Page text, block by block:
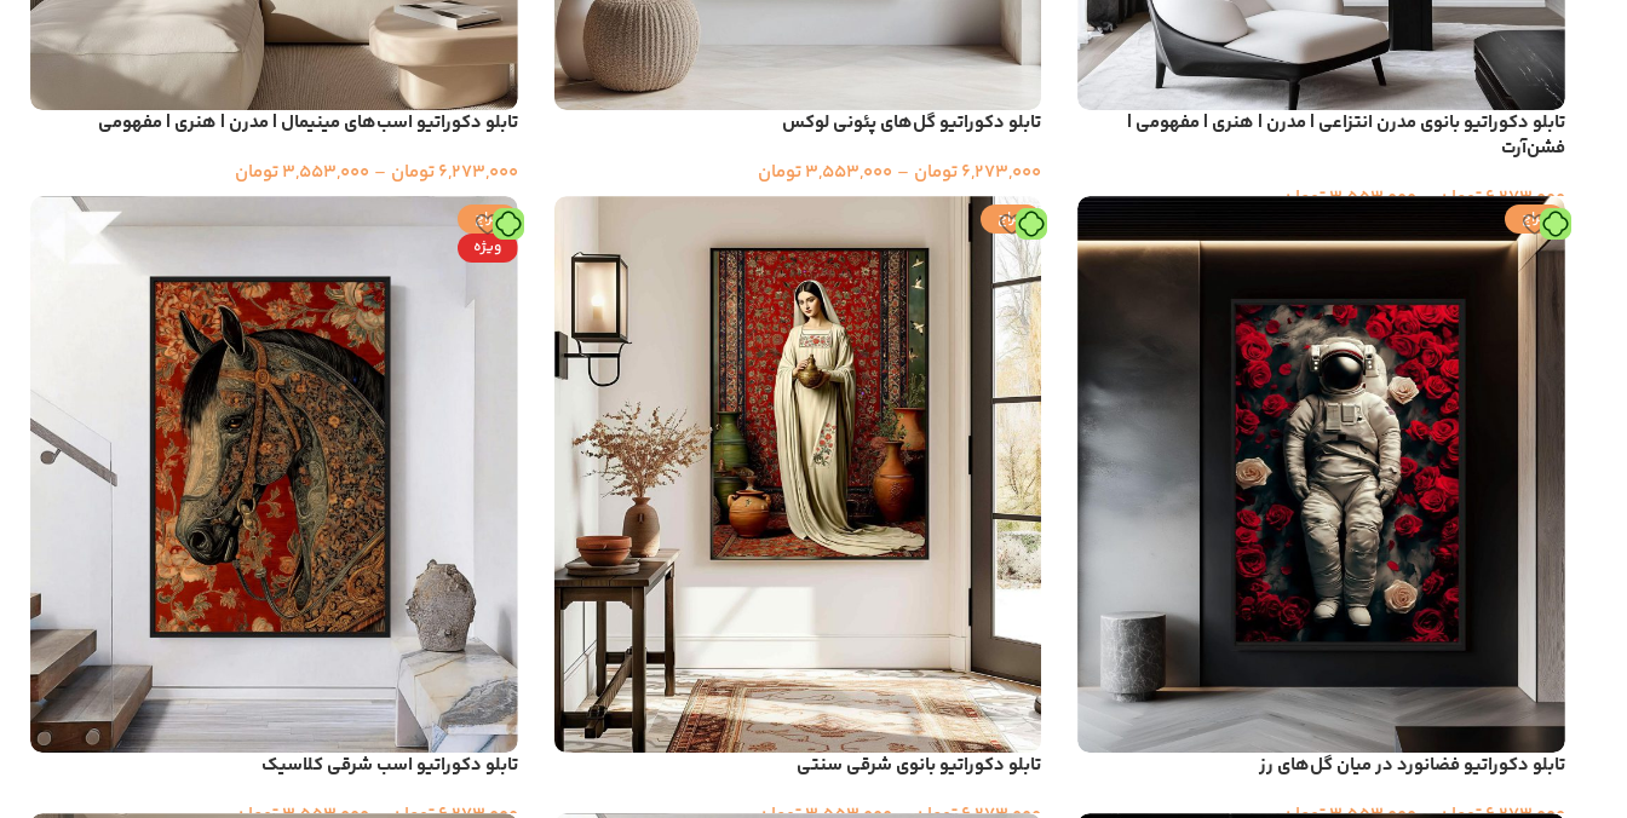
تابلو دکوراتیو بانوی مدرن انتزاعی | مدرن | هنری | مفهومی |
فشن‌آرت
6,273,000تومان–
3,553,000تومان
تابلو دکوراتیو گل‌های پئونی لوکس
6,273,000تومان –
3,553,000تومان
تابلو دکوراتیو اسب‌های مینیمال | مدرن | هنری | مفهومی
6,273,000تومان –
3,553,000تومان
حراج
تابلو دکوراتیو فضانورد در میان گل‌های رز
حراج
تابلو دکوراتیو بانوی شرقی سنتی
حراج
ویژه
تابلو دکوراتیو اسب شرقی کلاسیک